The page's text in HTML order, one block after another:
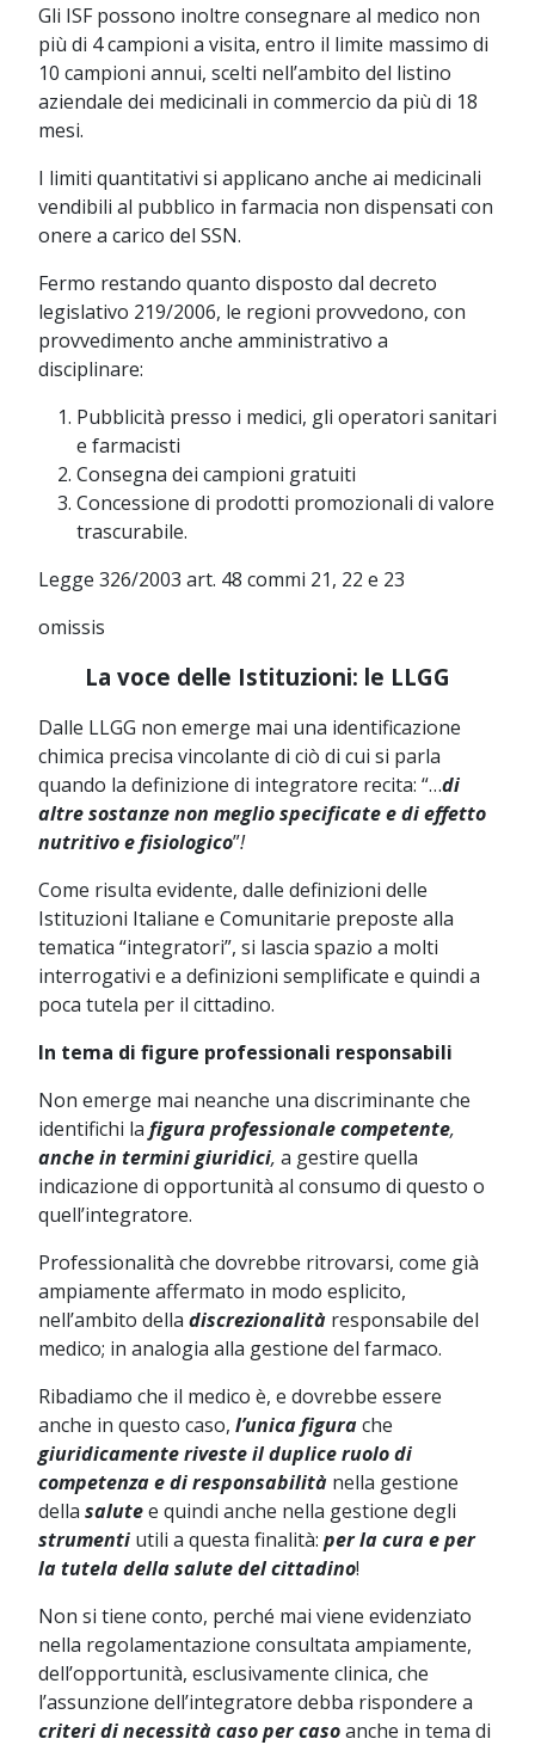
Gli ISF possono inoltre consegnare al medico non
più di 4 campioni a visita, entro il limite massimo di
10 campioni annui, scelti nell’ambito del listino
aziendale dei medicinali in commercio da più di 18
mesi.
I limiti quantitativi si applicano anche ai medicinali
vendibili al pubblico in farmacia non dispensati con
onere a carico del SSN.
Fermo restando quanto disposto dal decreto
legislativo 219/2006, le regioni provvedono, con
provvedimento anche amministrativo a
disciplinare:
Pubblicità presso i medici, gli operatori sanitari
e farmacisti
Consegna dei campioni gratuiti
Concessione di prodotti promozionali di valore
trascurabile.
Legge 326/2003 art. 48 commi 21, 22 e 23
omissis
La voce delle Istituzioni: le LLGG
Dalle LLGG non emerge mai una identificazione
chimica precisa vincolante di ciò di cui si parla
quando la definizione di integratore recita: “…di
altre sostanze non meglio specificate e di effetto
nutritivo e fisiologico”!
Come risulta evidente, dalle definizioni delle
Istituzioni Italiane e Comunitarie preposte alla
tematica “integratori”, si lascia spazio a molti
interrogativi e a definizioni semplificate e quindi a
poca tutela per il cittadino.
In tema di figure professionali responsabili
Non emerge mai neanche una discriminante che
identifichi la figura professionale competente,
anche in termini giuridici, a gestire quella
indicazione di opportunità al consumo di questo o
quell’integratore.
Professionalità che dovrebbe ritrovarsi, come già
ampiamente affermato in modo esplicito,
nell’ambito della discrezionalità responsabile del
medico; in analogia alla gestione del farmaco.
Ribadiamo che il medico è, e dovrebbe essere
anche in questo caso, l’unica figurache
giuridicamente riveste il duplice ruolo di
competenza e di responsabilità nella gestione
della salutee quindi anche nella gestione degli
strumenti utili a questa finalità: per la cura e per
la tutela della salute del cittadino!
Non si tiene conto, perché mai viene evidenziato
nella regolamentazione consultata ampiamente,
dell’opportunità, esclusivamente clinica, che
l’assunzione dell’integratore debba rispondere a
criteri di necessità caso per casoanche in tema di